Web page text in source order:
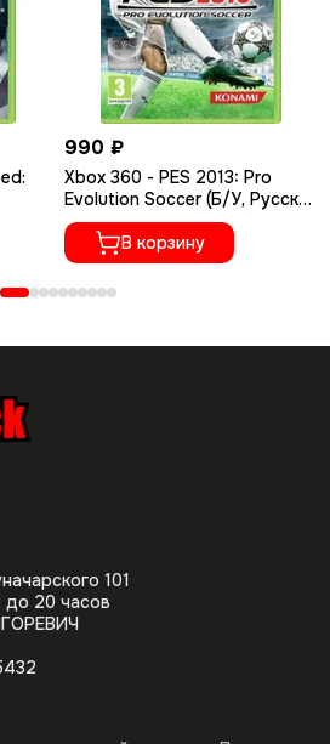
990 ₽
Xbox 360 - PES 2013: Pro
Evolution Soccer (Б/У, Русские
субтитры)
В корзину
101
до 20 часов